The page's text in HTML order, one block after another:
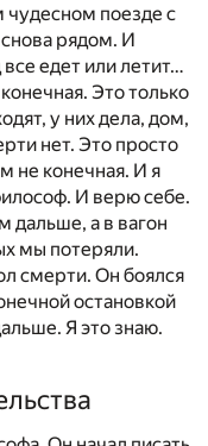
чудесном поезде с
рядом. И
едет или летит…
Это только
у них дела, дом,
нет. Это просто
не конечная. И я
И верю себе.
а в вагон
мы потеряли.
смерти. Он боялся
остановкой
Я это знаю.